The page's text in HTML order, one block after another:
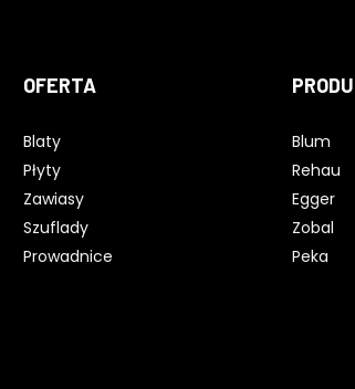
OFERTA
Blaty
Płyty
Zawiasy
Szuflady
Prowadnice
Blum
Rehau
Egger
Zobal
Peka